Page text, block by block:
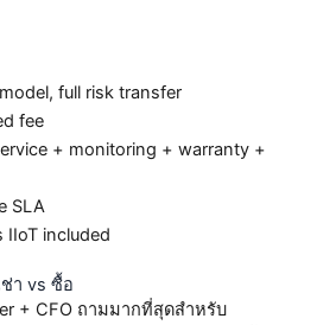
full risk transfer
fee
+ monitoring + warranty +
SLA
IIoT included
า vs ซื้อ
+ CFO ถามมากที่สุดสำหรับ